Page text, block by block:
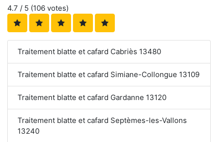
4.7 / 5 (106 votes)
Traitement blatte et cafard Cabriès 13480
Traitement blatte et cafard Simiane-Collongue 13109
Traitement blatte et cafard Gardanne 13120
Traitement blatte et cafard Septèmes-les-Vallons
13240